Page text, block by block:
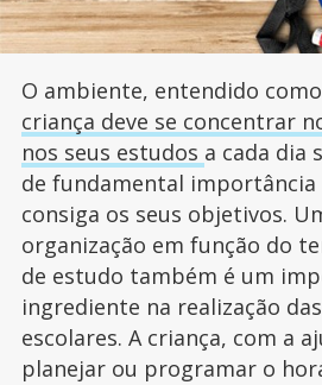
O ambiente, entendido
criança deve se concentrar
nos seus estudos a cada dia
de fundamental importância
consiga os seus objetivos.
organização em função do
de estudo também é um
ingrediente na realização
escolares. A criança, com a
planejar ou programar o